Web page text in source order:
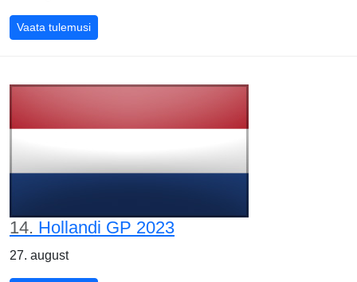
Vaata tulemusiBelgia GP 2023
14. Hollandi GP 2023
27. august